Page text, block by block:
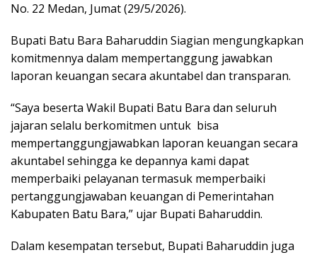
No. 22 Medan, Jumat (29/5/2026).
Bupati Batu Bara Baharuddin Siagian mengungkapkan
komitmennya dalam mempertanggung jawabkan
laporan keuangan secara akuntabel dan transparan.
“Saya beserta Wakil Bupati Batu Bara dan seluruh
jajaran selalu berkomitmen untuk bisa
mempertanggungjawabkan laporan keuangan secara
akuntabel sehingga ke depannya kami dapat
memperbaiki pelayanan termasuk memperbaiki
pertanggungjawaban keuangan di Pemerintahan
Kabupaten Batu Bara,” ujar Bupati Baharuddin.
Dalam kesempatan tersebut, Bupati Baharuddin juga